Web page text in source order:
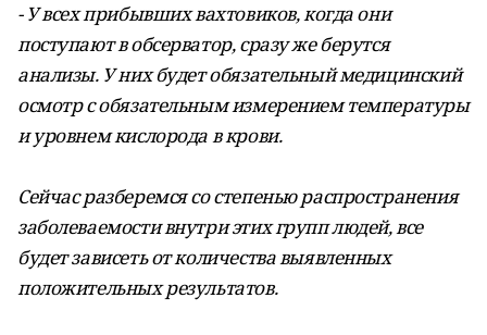
- У всех прибывших вахтовиков, когда они
поступают в обсерватор, сразу же берутся
анализы. У них будет обязательный медицинский
осмотр с обязательным измерением температуры
и уровнем кислорода в крови.
Сейчас разберемся со степенью распространения
заболеваемости внутри этих групп людей, все
будет зависеть от количества выявленных
положительных результатов.